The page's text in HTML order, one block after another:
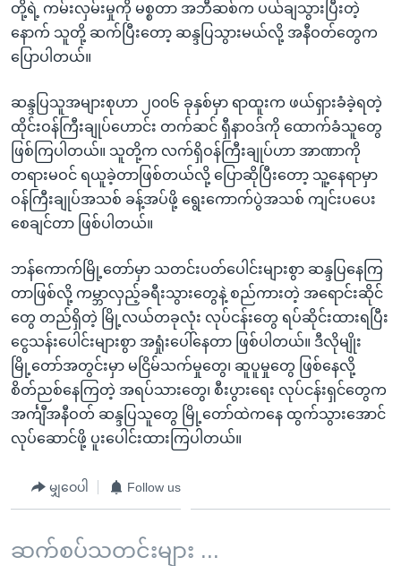
ရှာဖွေ
နေရာ
ကျော်
ရန်
ဘာသာစကားများ
တို့ရဲ့ ကမ်းလှမ်းမှုကို မစ္စတာ အဘီဆစ်က ပယ်ချသွားပြီးတဲ့
နောက် သူတို့ ဆက်ပြီးတော့ ဆန္ဒပြသွားမယ်လို့ အနီဝတ်တွေက
ပြောပါတယ်။
ဆန္ဒပြသူအများစုဟာ ၂၀၀၆ ခုနှစ်မှာ ရာထူးက ဖယ်ရှားခံခဲ့ရတဲ့
ထိုင်းဝန်ကြီးချုပ်ဟောင်း တက်ဆင် ရှီနာဝဒ်ကို ထောက်ခံသူတွေ
ဖြစ်ကြပါတယ်။ သူတို့က လက်ရှိဝန်ကြီးချုပ်ဟာ အာဏာကို
တရားမဝင် ရယူခဲ့တာဖြစ်တယ်လို့ ပြောဆိုပြီးတော့ သူ့နေရာမှာ
ဝန်ကြီးချုပ်အသစ် ခန့်အပ်ဖို့ ရွေးကောက်ပွဲအသစ် ကျင်းပပေး
စေချင်တာ ဖြစ်ပါတယ်။
ဘန်ကောက်မြို့တော်မှာ သတင်းပတ်ပေါင်းများစွာ ဆန္ဒပြနေကြ
တာဖြစ်လို့ ကမ္ဘာလှည့်ခရီးသွားတွေနဲ့ စည်ကားတဲ့ အရောင်းဆိုင်
တွေ တည်ရှိတဲ့ မြို့လယ်တခုလုံး လုပ်ငန်းတွေ ရပ်ဆိုင်းထားရပြီး
ငွေသန်းပေါင်းများစွာ အရှုံးပေါ်နေတာ ဖြစ်ပါတယ်။ ဒီလိုမျိုး
မြို့တော်အတွင်းမှာ မငြိမ်သက်မှုတွေ၊ ဆူပူမှုတွေ ဖြစ်နေလို့
စိတ်ညစ်နေကြတဲ့ အရပ်သားတွေ၊ စီးပွားရေး လုပ်ငန်းရှင်တွေက
အင်္ကျီအနီဝတ် ဆန္ဒပြသူတွေ မြို့တော်ထဲကနေ ထွက်သွားအောင်
လုပ်ဆောင်ဖို့ ပူးပေါင်းထားကြပါတယ်။
မျှဝေပါ Follow us
ဆက်စပ်သတင်းများ ...